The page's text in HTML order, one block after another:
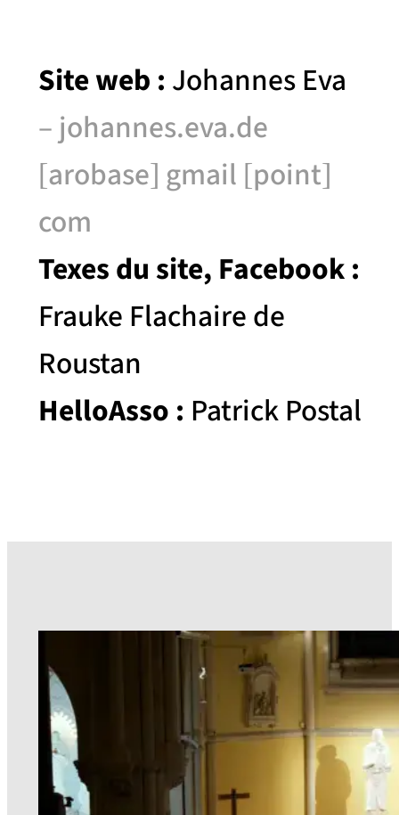
Site web : Johannes Eva
– johannes.eva.de
[arobase] gmail [point]
com
Texes du site, Facebook :
Frauke Flachaire de
Roustan
HelloAsso : Patrick Postal